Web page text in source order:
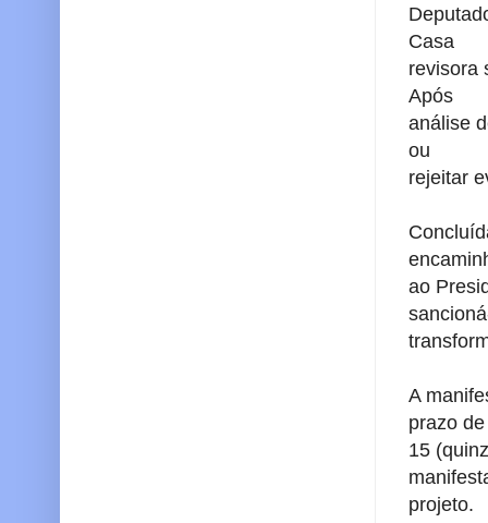
Casa
revisora
Após
análise
ou
rejeitar
ao
A
prazo
15
projeto.